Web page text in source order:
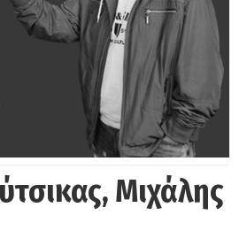
Μιχάλης